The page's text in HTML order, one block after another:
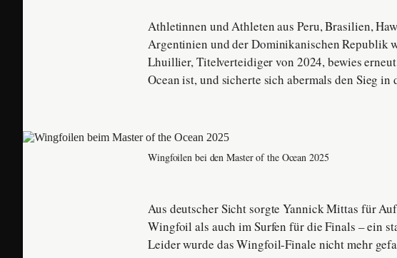
Athletinnen und Athleten aus Peru, Brasilien,
Argentinien und der Dominikanischen Republik
Lhuillier, Titelverteidiger von 2024, bewies
Ocean ist, und sicherte sich abermals den Sieg
Wingfoilen bei den Master of the Ocean 2025
Aus deutscher Sicht sorgte Yannick Mittas für
Wingfoil als auch im Surfen für die Finals – ein
Leider wurde das Wingfoil-Finale nicht mehr